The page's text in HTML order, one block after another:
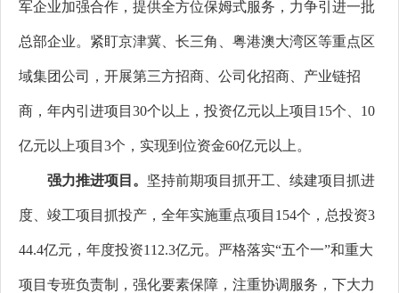
军企业加强合作，提供全方位保姆式服务，力争引进一批
总部企业。紧盯京津冀、长三角、粤港澳大湾区等重点区
域集团公司，开展第三方招商、公司化招商、产业链招
商，年内引进项目30个以上，投资亿元以上项目15个、10
亿元以上项目3个，实现到位资金60亿元以上。
强力推进项目。 坚持前期项目抓开工、续建项目抓进
度、竣工项目抓投产，全年实施重点项目154个，总投资3
44.4亿元，年度投资112.3亿元。严格落实“五个一”和重大
项目专班负责制，强化要素保障，注重协调服务，下大力